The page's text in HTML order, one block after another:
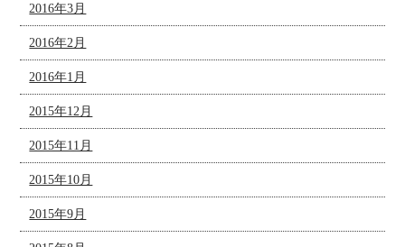
2016年3月
2016年2月
2016年1月
2015年12月
2015年11月
2015年10月
2015年9月